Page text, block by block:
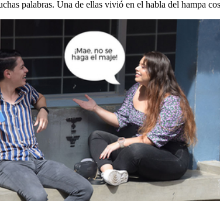
palabras. Una de ellas vivió en el habla del hampa